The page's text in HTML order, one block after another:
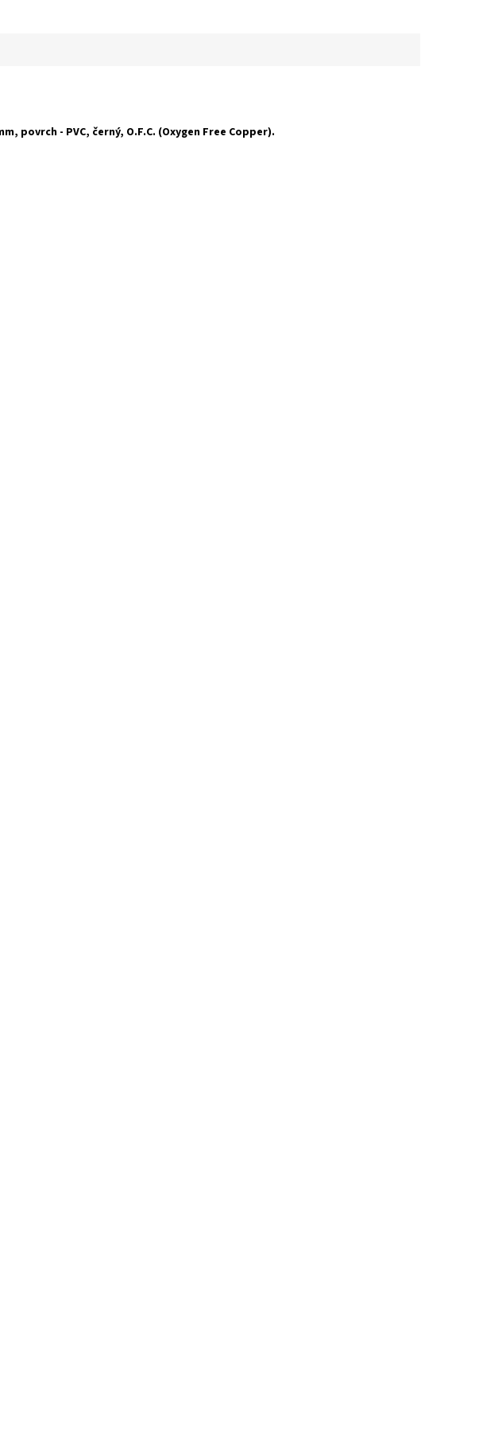
povrch - PVC, černý, O.F.C. (Oxygen Free Copper).